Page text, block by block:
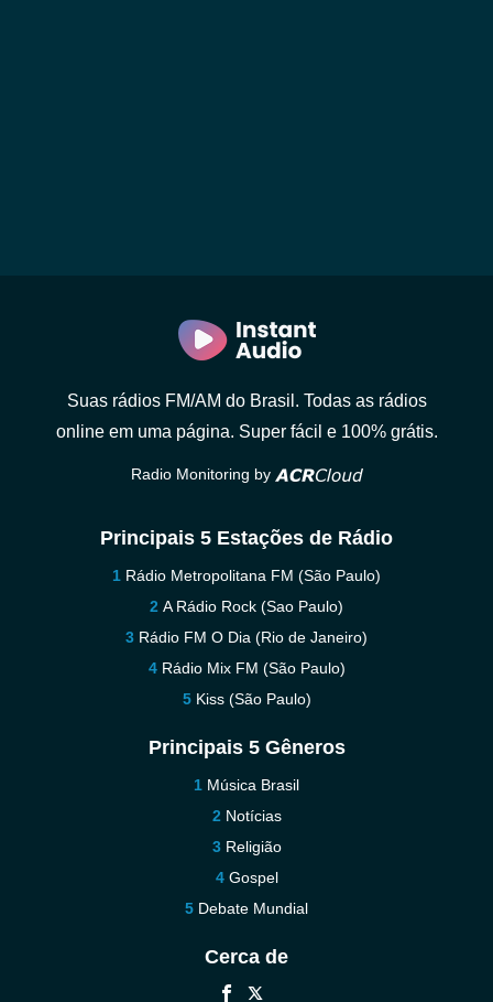
Suas rádios FM/AM do Brasil. Todas as rádios
online em uma página. Super fácil e 100% grátis.
Radio Monitoring by
Principais 5 Estações de Rádio
Rádio Metropolitana FM (São Paulo)
A Rádio Rock (Sao Paulo)
Rádio FM O Dia (Rio de Janeiro)
Rádio Mix FM (São Paulo)
Kiss (São Paulo)
Principais 5 Gêneros
Música Brasil
Notícias
Religião
Gospel
Debate Mundial
Cerca de